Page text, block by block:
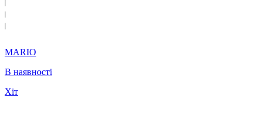
MARIO
В наявності
Хіт